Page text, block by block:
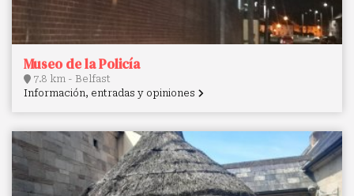
Museo de la Policía
7.8 km - Belfast
Información, entradas y opiniones